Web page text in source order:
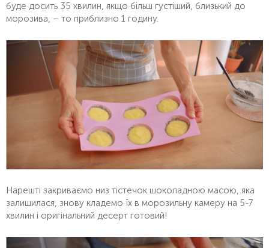
буде досить 35 хвилин, якщо більш густіший, близький до
морозива, – то приблизно 1 годину.
Нарешті закриваємо низ тістечок шоколадною масою, яка
залишилася, знову кладемо їх в морозильну камеру на 5-7
хвилин і оригінальний десерт готовий!